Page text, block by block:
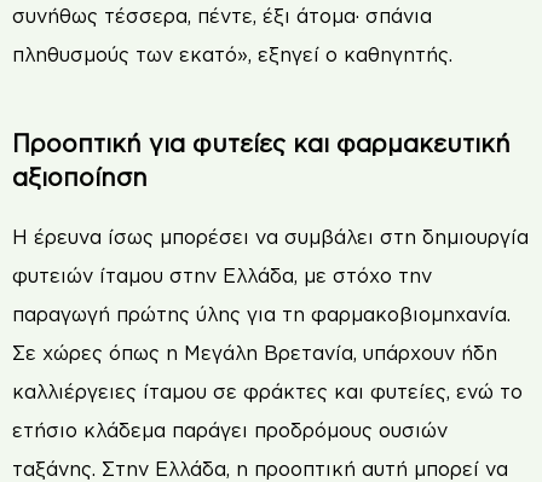
συνήθως τέσσερα, πέντε, έξι άτομα· σπάνια
πληθυσμούς των εκατό», εξηγεί ο καθηγητής.
Προοπτική για φυτείες και φαρμακευτική
αξιοποίηση
Η έρευνα ίσως μπορέσει να συμβάλει στη δημιουργία
φυτειών ίταμου στην Ελλάδα, με στόχο την
παραγωγή πρώτης ύλης για τη φαρμακοβιομηχανία.
Σε χώρες όπως η Μεγάλη Βρετανία, υπάρχουν ήδη
καλλιέργειες ίταμου σε φράκτες και φυτείες, ενώ το
ετήσιο κλάδεμα παράγει προδρόμους ουσιών
ταξάνης. Στην Ελλάδα, η προοπτική αυτή μπορεί να